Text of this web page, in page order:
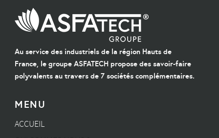
Au service des industriels de la région Hauts de
France, le groupe ASFATECH propose des savoir-faire
polyvalents au travers de 7 sociétés complémentaires.
MENU
ACCUEIL